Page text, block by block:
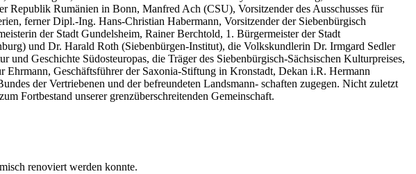
Republik Rumänien in Bonn, Manfred Ach (CSU), Vorsitzender des Ausschusses für
ferner Dipl.-Ing. Hans-Christian Habermann, Vorsitzender der Siebenbürgisch
der Stadt Gundelsheim, Rainer Berchtold, 1. Bürgermeister der Stadt
und Dr. Harald Roth (Siebenbürgen-Institut), die Volkskundlerin Dr. Irmgard Sedler
Geschichte Südosteuropas, die Träger des Siebenbürgisch-Sächsischen Kulturpreises,
Geschäftsführer der Saxonia-Stiftung in Kronstadt, Dekan i.R. Hermann
der Ver­triebenen und der befreundeten Landsmann- schaften zugegen. Nicht zuletzt
Fortbestand unserer grenzüberschreitenden Gemeinschaft.
renoviert werden konnte.